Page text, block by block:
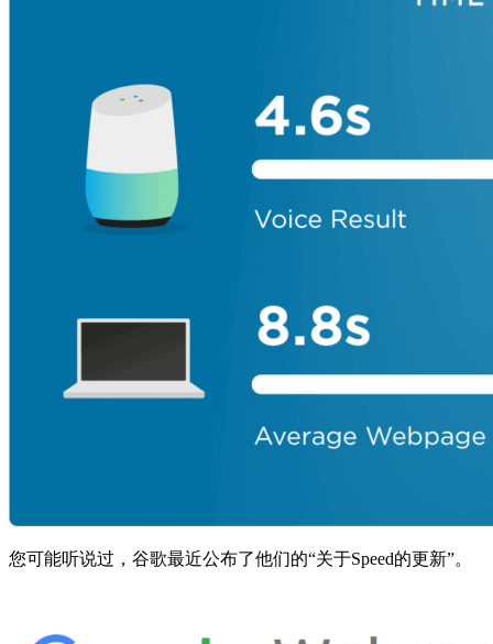
您可能听说过，谷歌最近公布了他们的“关于Speed的更新”。